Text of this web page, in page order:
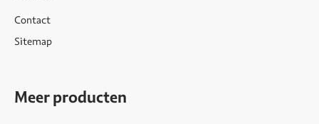
Contact
Sitemap
Meer producten